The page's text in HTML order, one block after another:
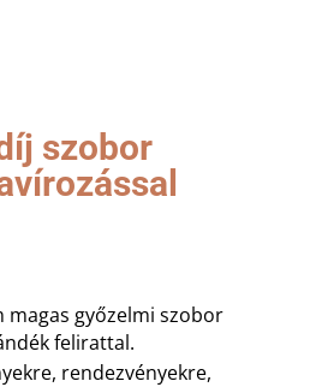
szobor
magas győzelmi szobor
felirattal.
rendezvényekre,